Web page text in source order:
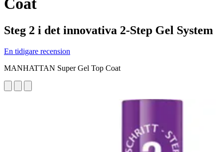
Coat
Steg 2 i det innovativa 2-Step Gel System
En tidigare recension
MANHATTAN Super Gel Top Coat